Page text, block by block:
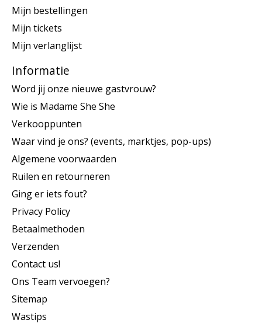
Mijn bestellingen
Mijn tickets
Mijn verlanglijst
Informatie
Word jij onze nieuwe gastvrouw?
Wie is Madame She She
Verkooppunten
Waar vind je ons? (events, marktjes, pop-ups)
Algemene voorwaarden
Ruilen en retourneren
Ging er iets fout?
Privacy Policy
Betaalmethoden
Verzenden
Contact us!
Ons Team vervoegen?
Sitemap
Wastips